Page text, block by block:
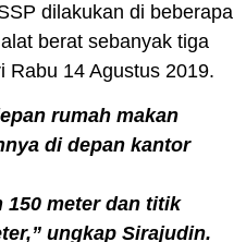
dilakukan di beberapa
berat sebanyak tiga
Rabu 14 Agustus 2019.
rumah makan
di depan kantor
150 meter dan titik
ungkap Sirajudin.